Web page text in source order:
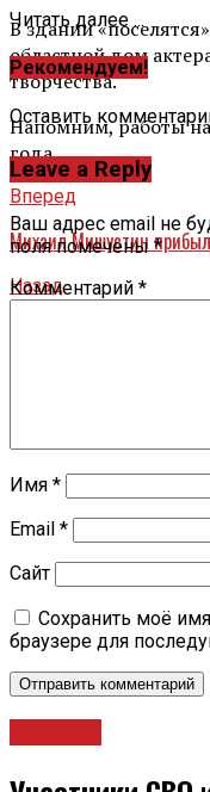
В здании
областной дом
творчества.
Напомним, работы
года.
Вперед
Михаил Мишустин
Назад
«Пока есть шанс,
Читать далее ...
Рекомендуем!
Оставить
Leave a Reply
Ваш адрес email не
поля помечены*
Комментарий *
Имя *
Email *
Сайт
Сохранить моё
браузере для